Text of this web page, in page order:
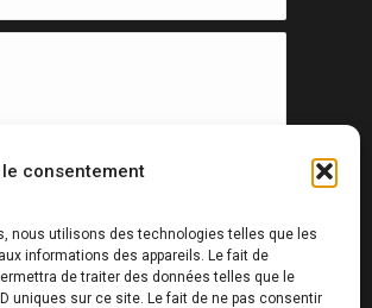
consentement
nous utilisons des technologies telles que les
informations des appareils. Le fait de
de traiter des données telles que le
uniques sur ce site. Le fait de ne pas consentir